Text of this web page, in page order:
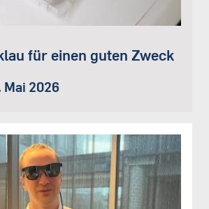
für einen guten Zweck
Mai 2026